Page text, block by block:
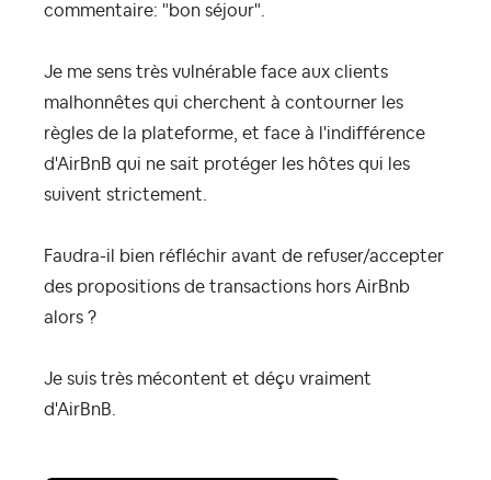
commentaire: "bon séjour".
Je me sens très vulnérable face aux clients
malhonnêtes qui cherchent à contourner les
règles de la plateforme, et face à l'indifférence
d'AirBnB qui ne sait protéger les hôtes qui les
suivent strictement.
Faudra-il bien réfléchir avant de refuser/accepter
des propositions de transactions hors AirBnb
alors ?
Je suis très mécontent et déçu vraiment
d'AirBnB.